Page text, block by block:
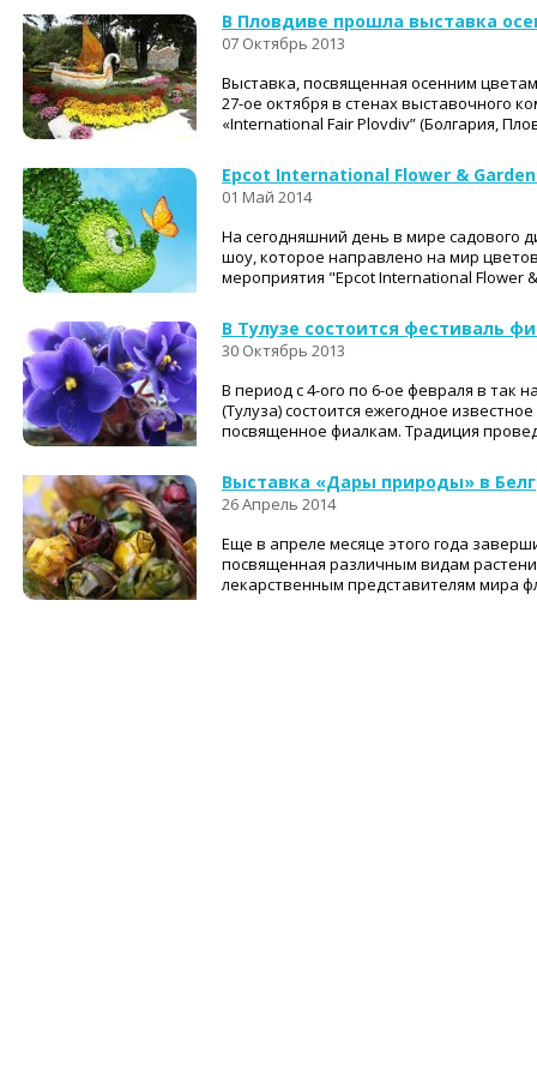
В Пловдиве прошла выставка
07 Октябрь 2013
Выставка, посвященная осенним
27-ое октября в стенах выставочного
«International Fair Plovdiv” (Болгария,
Epcot International Flower &
01 Май 2014
На сегодняшний день в мире садового
шоу, которое направлено на мир
мероприятия "Epcot International Flower
В Тулузе состоится фестиваль
30 Октябрь 2013
В период с 4-ого по 6-ое февраля в так
(Тулуза) состоится ежегодное
посвященное фиалкам. Традиция
Выставка «Дары природы» в
26 Апрель 2014
Еще в апреле месяце этого года
посвященная различным видам
лекарственным представителям мира